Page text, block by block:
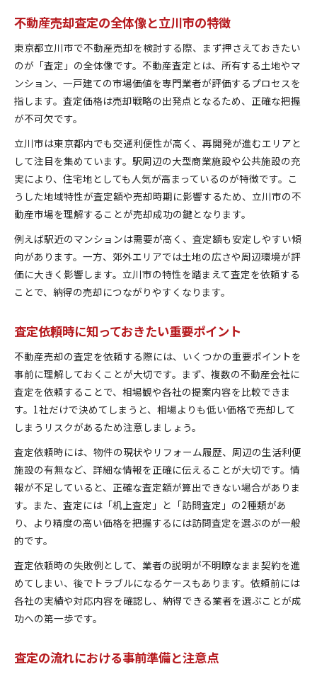
依頼前に確認したい不動産売却のポイント
不動産売却を成功へ導く査定依頼のコツ
査定依頼で押さえるべき具体的な注意点
不動産売却を有利にする情報の集め方
複数社査定を活用した価格交渉の進め方
査定依頼時の質問と確認事項の整理
立川市の売却市場で後悔しないポイントとは
不動産売却で失敗しない市場動向の把握
査定額と実際の売却価格の違いを理解する
立川市不動産売却のタイミング判断法
慎重な査定依頼がもたらす安心取引
売却前に考慮すべき税務や法的注意点
効率的な不動産査定依頼で納得の価格を目指す
納得できる査定額を引き出す伝え方の工夫
複数社査定依頼の活用で理想の売却価格へ
査定依頼時に役立つ準備と資料のまとめ方
価格交渉を有利に進める査定活用術
失敗しない不動産売却のための実践的な手順
不動産売却成功へ導く手順と段取りの解説
査定依頼から売却成立までの流れを整理
立川市で安心して不動産売却を進める方法
査定後の比較検討と業者選びのコツ
売却活動中に意識したい重要なチェック項目
不動産売却査定の全体像と立川市の特徴
東京都立川市で不動産売却を検討する際、まず押さえておきたい
のが「査定」の全体像です。不動産査定とは、所有する土地やマ
ンション、一戸建ての市場価値を専門業者が評価するプロセスを
指します。査定価格は売却戦略の出発点となるため、正確な把握
が不可欠です。
立川市は東京都内でも交通利便性が高く、再開発が進むエリアと
して注目を集めています。駅周辺の大型商業施設や公共施設の充
実により、住宅地としても人気が高まっているのが特徴です。こ
うした地域特性が査定額や売却時期に影響するため、立川市の不
動産市場を理解することが売却成功の鍵となります。
例えば駅近のマンションは需要が高く、査定額も安定しやすい傾
向があります。一方、郊外エリアでは土地の広さや周辺環境が評
価に大きく影響します。立川市の特性を踏まえて査定を依頼する
ことで、納得の売却につながりやすくなります。
査定依頼時に知っておきたい重要ポイント
不動産売却の査定を依頼する際には、いくつかの重要ポイントを
事前に理解しておくことが大切です。まず、複数の不動産会社に
査定を依頼することで、相場観や各社の提案内容を比較できま
す。1社だけで決めてしまうと、相場よりも低い価格で売却して
しまうリスクがあるため注意しましょう。
査定依頼時には、物件の現状やリフォーム履歴、周辺の生活利便
施設の有無など、詳細な情報を正確に伝えることが大切です。情
報が不足していると、正確な査定額が算出できない場合がありま
す。また、査定には「机上査定」と「訪問査定」の2種類があ
り、より精度の高い価格を把握するには訪問査定を選ぶのが一般
的です。
査定依頼時の失敗例として、業者の説明が不明瞭なまま契約を進
めてしまい、後でトラブルになるケースもあります。依頼前には
各社の実績や対応内容を確認し、納得できる業者を選ぶことが成
功への第一歩です。
査定の流れにおける事前準備と注意点